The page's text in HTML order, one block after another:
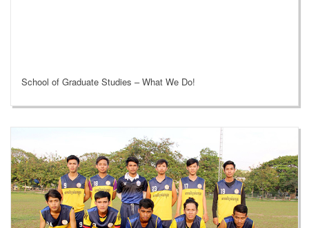
School of Graduate Studies – What We Do!